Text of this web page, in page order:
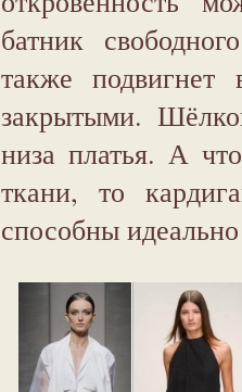
батник
также
закрытыми.
низа платья. А
ткани, то
способны